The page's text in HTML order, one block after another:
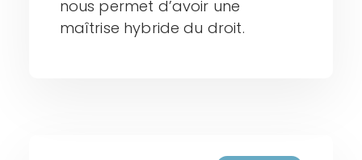
nous permet d’avoir une
maîtrise hybride du droit.